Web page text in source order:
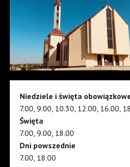
Niedziele i święta
7.00, 9.00, 10.30, 12.00, 16.00,
Święta
7.00, 9.00, 18.00
Dni powszednie
7.00, 18.00